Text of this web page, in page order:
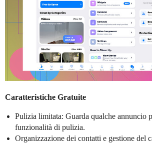
Caratteristiche Gratuite
Pulizia limitata: Guarda qualche annuncio
funzionalità di pulizia.
Organizzazione dei contatti e gestione del